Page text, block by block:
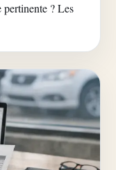
? Les